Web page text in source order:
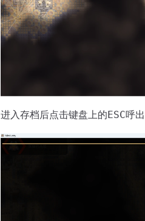
进入存档后点击键盘上的ESC呼出